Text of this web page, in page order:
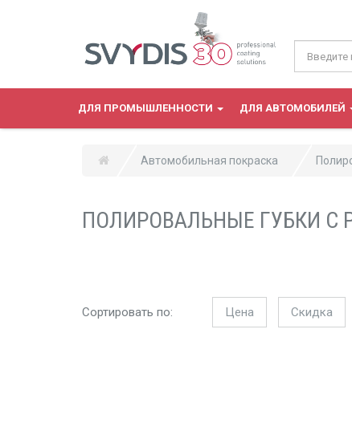
ДЛЯ ПРОМЫШЛЕННОСТИ ДЛЯ АВТОМОБИЛЕЙ
Автомобильная покраска
ПОЛИРОВАЛЬНЫЕ ГУБКИ С
Сортировать по: Цена Скидка